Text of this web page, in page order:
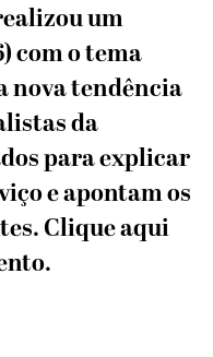
um
com o tema
nova tendência
da
para explicar
e apontam os
Clique aqui